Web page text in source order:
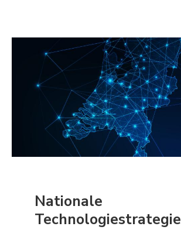
Nationale
Technologiestrategie